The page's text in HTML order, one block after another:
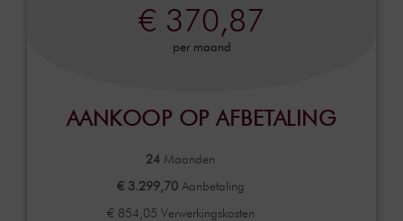
€ 370,87
per maand
AANKOOP OP AFBETALING
24 Maanden
€ 3.299,70Aanbetaling
€ 854,05 Verwerkingskosten